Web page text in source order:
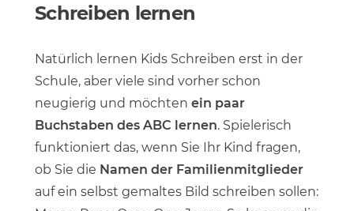
Schreiben lernen
Natürlich lernen Kids Schreiben erst in der
Schule, aber viele sind vorher schon
neugierig und möchten ein paar
Buchstaben des ABC lernen. Spielerisch
funktioniert das, wenn Sie Ihr Kind fragen,
ob Sie die Namen der Familienmitglieder
auf ein selbst gemaltes Bild schreiben sollen: